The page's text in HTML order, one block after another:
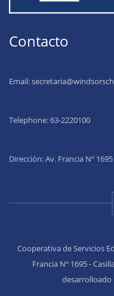
Contacto
Email:
Telephone: 63-2220100
Dirección: Av. Francia Nº
Cooperativa de Servicios
Francia Nº 1695 -
desarrolloado